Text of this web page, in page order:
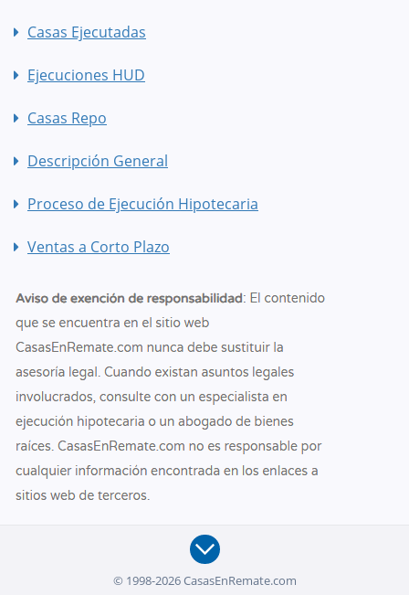
Casas Ejecutadas
Ejecuciones HUD
Casas Repo
Descripción General
Proceso de Ejecución Hipotecaria
Ventas a Corto Plazo
© 1998-2026 CasasEnRemate.com